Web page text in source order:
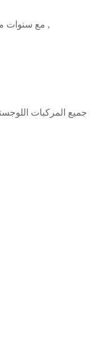
مع سنوات من الجهود , أنهينا بعض المشاريع الرئيسية التي يمكن عرضها على النحو التالي ,